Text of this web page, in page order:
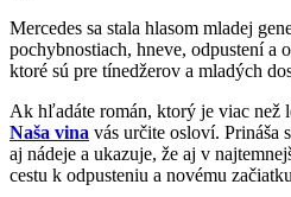
Mercedes sa stala hlasom mladej
pochybnostiach, hneve, odpustení a
ktoré sú pre tínedžerov a mladých
Ak hľadáte román, ktorý je viac než
Naša vina vás určite osloví. Prináša
aj nádeje a ukazuje, že aj v
cestu k odpusteniu a novému